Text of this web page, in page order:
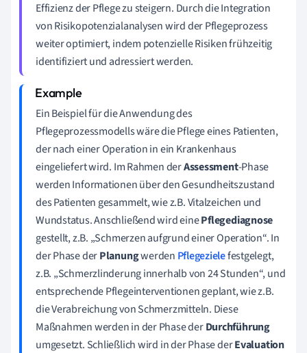
Effizienz der Pflege zu steigern. Durch die Integration
von Risikopotenzialanalysen wird der Pflegeprozess
weiter optimiert, indem potenzielle Risiken frühzeitig
identifiziert und adressiert werden.
Ein Beispiel für die Anwendung des
Pflegeprozessmodells wäre die Pflege eines Patienten,
der nach einer Operation in ein Krankenhaus
eingeliefert wird. Im Rahmen derAssessment-Phase
werden Informationen über den Gesundheitszustand
des Patienten gesammelt, wie z.B. Vitalzeichen und
Wundstatus. Anschließend wird einePflegediagnose
gestellt, z.B. „Schmerzen aufgrund einer Operation“. In
der Phase derPlanungwerden Pflegezielefestgelegt,
z.B. „Schmerzlinderung innerhalb von 24 Stunden“, und
entsprechende Pflegeinterventionen geplant, wie z.B.
die Verabreichung von Schmerzmitteln. Diese
Maßnahmen werden in der Phase derDurchführung
umgesetzt. Schließlich wird in der Phase derEvaluation